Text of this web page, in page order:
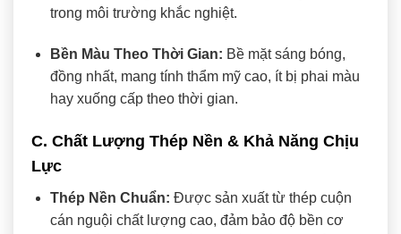
trong môi trường khắc nghiệt.
Bền Màu Theo Thời Gian: Bề mặt sáng bóng,
đồng nhất, mang tính thẩm mỹ cao, ít bị phai màu
hay xuống cấp theo thời gian.
C. Chất Lượng Thép Nền & Khả Năng Chịu
Lực
Thép Nền Chuẩn: Được sản xuất từ thép cuộn
cán nguội chất lượng cao, đảm bảo độ bền cơ